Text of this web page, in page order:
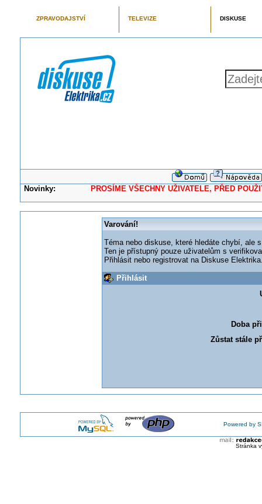
ZPRAVODAJSTVÍ TELEVIZE DISKUSE
Novinky: PROSÍME VŠECHNY UŽIVATELE, PŘED
Varování!
Téma nebo diskuse, které hledáte chybí, ale
Ten je přístupný pouze uživatelům s
Přihlásit nebo registrovat na Diskuse
Přihlásit
Doba
Zůstat stále
Powered by
Stránka